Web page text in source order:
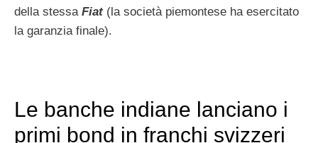
della stessa Fiat(la società piemontese ha esercitato
la garanzia finale).
Le banche indiane lanciano i
primi bond in franchi svizzeri